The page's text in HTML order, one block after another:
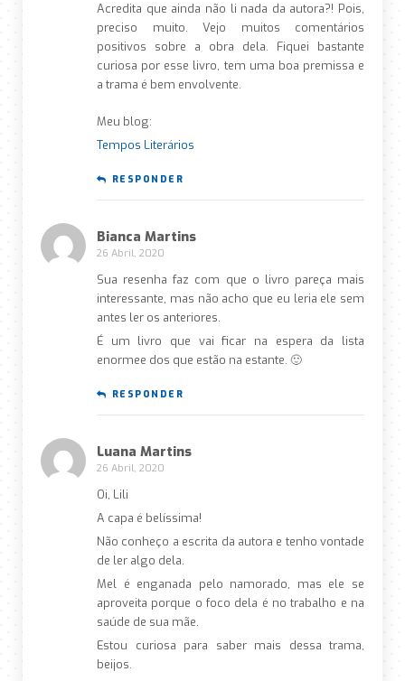
Acredita que ainda não li nada da autora?! Pois,
preciso muito. Vejo muitos comentários
positivos sobre a obra dela. Fiquei bastante
curiosa por esse livro, tem uma boa premissa e
a trama é bem envolvente.
Meu blog:
Tempos Literários
RESPONDER
Bianca Martins
26 Abril, 2020
Sua resenha faz com que o livro pareça mais
interessante, mas não acho que eu leria ele sem
antes ler os anteriores.
É um livro que vai ficar na espera da lista
enormee dos que estão na estante. 🙂
RESPONDER
Luana Martins
26 Abril, 2020
Oi, Lili
A capa é belíssima!
Não conheço a escrita da autora e tenho vontade
de ler algo dela.
Mel é enganada pelo namorado, mas ele se
aproveita porque o foco dela é no trabalho e na
saúde de sua mãe.
Estou curiosa para saber mais dessa trama,
beijos.